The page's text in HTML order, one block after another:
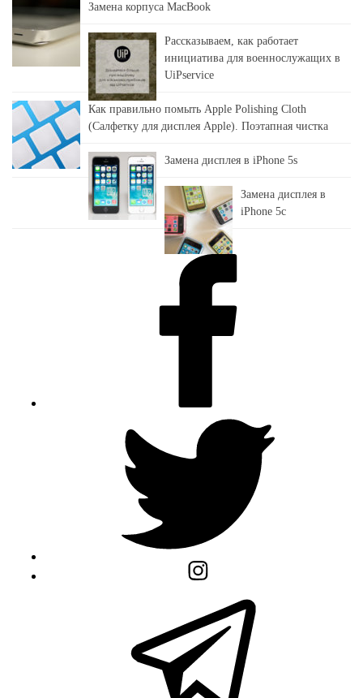
Замена корпуса MacBook
Рассказываем, как работает
инициатива для военнослужащих в
UiPservice
Как правильно помыть Apple Polishing Cloth
(Салфетку для дисплея Apple). Поэтапная чистка
Замена дисплея в iPhone 5s
Замена дисплея в
iPhone 5c